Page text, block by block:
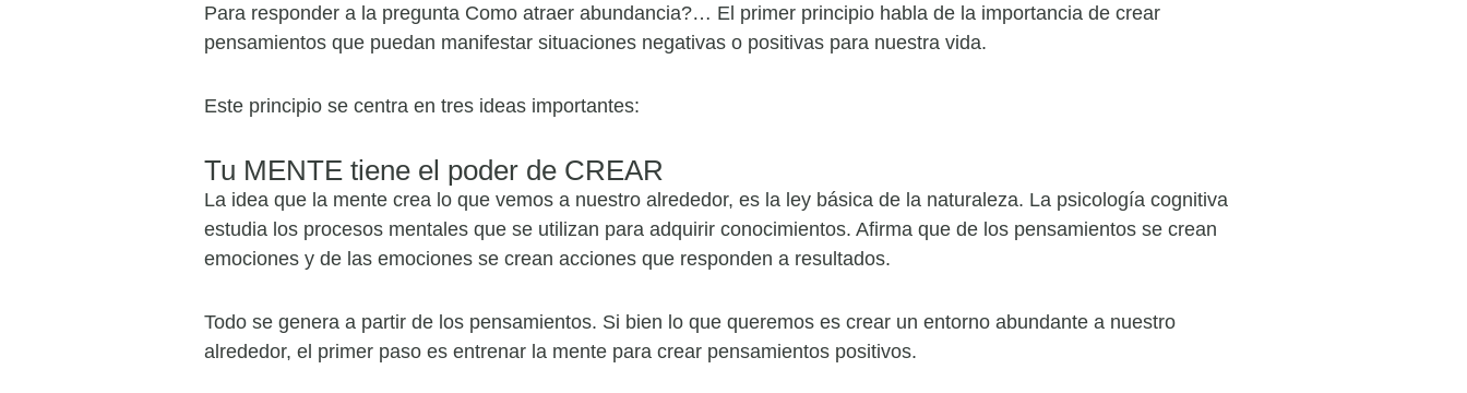
Para responder a la pregunta Como atraer abundancia?… El primer principio habla de la importancia de crear
pensamientos que puedan manifestar situaciones negativas o positivas para nuestra vida.
Este principio se centra en tres ideas importantes:
Tu MENTE tiene el poder de CREAR
La idea que la mente crea lo que vemos a nuestro alrededor, es la ley básica de la naturaleza. La psicología cognitiva
estudia los procesos mentales que se utilizan para adquirir conocimientos. Afirma que de los pensamientos se crean
emociones y de las emociones se crean acciones que responden a resultados.
Todo se genera a partir de los pensamientos. Si bien lo que queremos es crear un entorno abundante a nuestro
alrededor, el primer paso es entrenar la mente para crear pensamientos positivos.